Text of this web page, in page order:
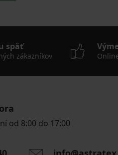
späť
zákazníkov
od 8:00 do 17:00